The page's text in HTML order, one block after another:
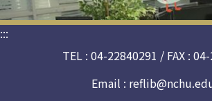
:::
TEL : 04-22840291 / FAX :
Email :